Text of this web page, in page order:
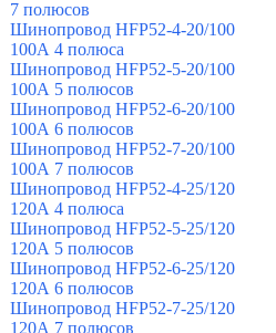
7 полюсов
Шинопровод HFP52-4-20/100
100А 4 полюса
Шинопровод HFP52-5-20/100
100А 5 полюсов
Шинопровод HFP52-6-20/100
100А 6 полюсов
Шинопровод HFP52-7-20/100
100А 7 полюсов
Шинопровод HFP52-4-25/120
120А 4 полюса
Шинопровод HFP52-5-25/120
120А 5 полюсов
Шинопровод HFP52-6-25/120
120А 6 полюсов
Шинопровод HFP52-7-25/120
120А 7 полюсов